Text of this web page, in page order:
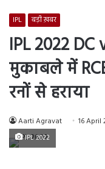
IPL बड़ी ख़बर
IPL 2022 DC
मुकाबले में
रनों से हराया
Aarti Agravat 16 April
IPL 2022